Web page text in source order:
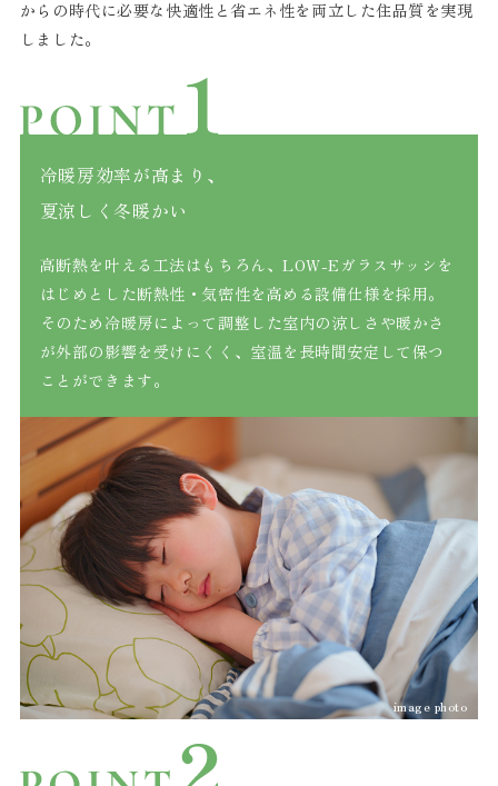
からの時代に必要な快適性と省エネ性を両立した住品質を実現
しました。
冷暖房効率が高まり、
夏涼しく冬暖かい
高断熱を叶える工法はもちろん、LOW-Eガラスサッシを
はじめとした断熱性・気密性を高める設備仕様を採用。
そのため冷暖房によって調整した室内の涼しさや暖かさ
が外部の影響を受けにくく、室温を長時間安定して保つ
ことができます。
image photo